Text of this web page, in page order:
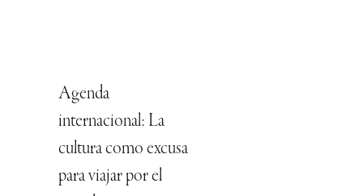
Agenda
internacional: La
cultura como excusa
para viajar por el